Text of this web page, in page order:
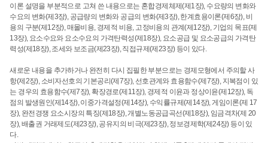
이론 설명을 부분적으로 고쳐 쓴 내용으로는 혼합경제체제(제1장), 수요량의 변화와
수요의 변화(제3장), 공급량의 변화와 공급의 변화(제3장), 한계효용이론(제6장), 비
용의 구분(제12장), 매몰비용, 경제적 비용, 고정비용의 관계(제12장), 기업의 목표(제
13장), 요소수요와 요소수요의 가격탄력성(제18장), 요소공급 및 요소공급의 가격탄
력성(제18장), 조세와 보조금(제23장), 직접규제(제23장) 등이 있다.
새로운 내용을 추가하거나 완전히 다시 집필한 부분으로는 경제모형에서 주의할 사
항(제2장), 소비자선호의 기본공리(제7장), 선호관계와 효용함수(제7장), 지복점이 있
는 경우의 효용함수(제7장), 확장경로(제11장), 경제적 이윤과 정상이윤(제12장), 독
점의 발생원인(제14장), 이중가격설정(제14장), 수익률규제(제14장), 게임이론(제 17
장), 완전경쟁 요소시장의 특징(제18장), 개별노동공급곡선(제18장), 임금격차(제 20
장), 배출권 거래제도(제23장), 공유지의 비극(제23장), 정보경제학(제24장) 등이 있
다.